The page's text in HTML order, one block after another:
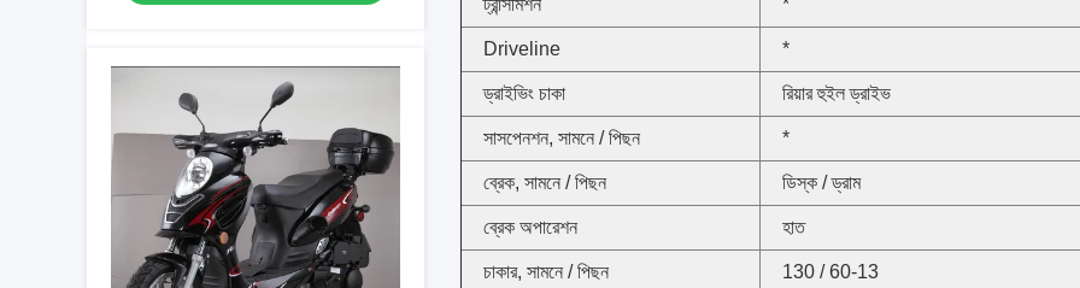
ট্রান্সমিশন *
Driveline *
ড্রাইভিং চাকা রিয়ার হুইল ড্রাইভ
সাসপেনশন, সামনে / পিছন *
ব্রেক, সামনে / পিছন ডিস্ক / ড্রাম
ব্রেক অপারেশন হাত
চাকার, সামনে / পিছন 130 / 60-13